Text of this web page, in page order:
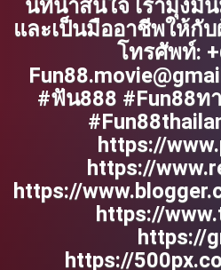
นที่น่าสนใจ เรามุ่งมั่
และเป็นมืออาชีพให้กั
โทรศัพท์:
#ฟัน888 #Fun88ท
https://
https://
https://
https://
https://
https://